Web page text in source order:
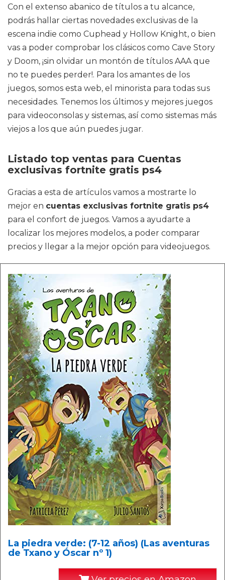
Con el extenso abanico de títulos a tu alcance,
podrás hallar ciertas novedades exclusivas de la
escena indie como Cuphead y Hollow Knight, o bien
vas a poder comprobar los clásicos como Cave Story
y Doom, ¡sin olvidar un montón de títulos AAA que
no te puedes perder!. Para los amantes de los
juegos, somos esta web, el minorista para todas sus
necesidades. Tenemos los últimos y mejores juegos
para videoconsolas y sistemas, así como sistemas más
viejos a los que aún puedes jugar.
Listado top ventas para Cuentas
exclusivas fortnite gratis ps4
Gracias a esta de artículos vamos a mostrarte lo
mejor en cuentas exclusivas fortnite gratis ps4
para el confort de juegos. Vamos a ayudarte a
localizar los mejores modelos, a poder comparar
precios y llegar a la mejor opción para videojuegos.
La piedra verde: (7-12 años) (Las aventuras
de Txano y Óscar nº 1)